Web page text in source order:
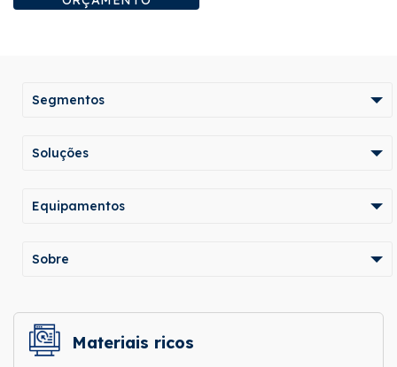
Segmentos
Soluções
Equipamentos
Sobre
Materiais ricos